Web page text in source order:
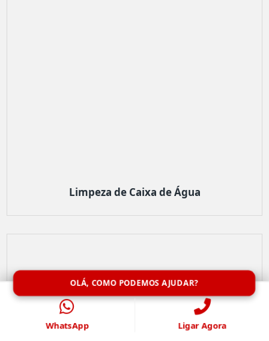
Limpeza de Caixa de Água
OLÁ, COMO PODEMOS AJUDAR?
WhatsApp Ligar Agora